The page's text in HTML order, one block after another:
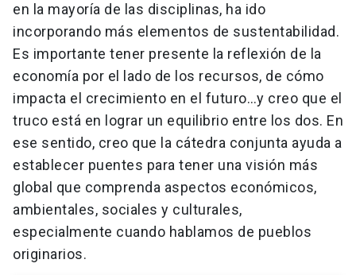
en la mayoría de las disciplinas, ha ido
incorporando más elementos de sustentabilidad.
Es importante tener presente la reflexión de la
economía por el lado de los recursos, de cómo
impacta el crecimiento en el futuro…y creo que el
truco está en lograr un equilibrio entre los dos. En
ese sentido, creo que la cátedra conjunta ayuda a
establecer puentes para tener una visión más
global que comprenda aspectos económicos,
ambientales, sociales y culturales,
especialmente cuando hablamos de pueblos
originarios.